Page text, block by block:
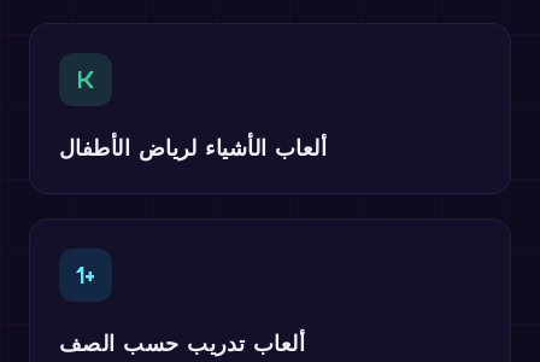
K
ألعاب الأشياء لرياض الأطفال
1+
ألعاب تدريب حسب الصف